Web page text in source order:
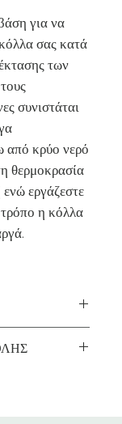
για να
σας κατά
των
συνιστάται
από κρύο νερό
θερμοκρασία
εργάζεστε
η κόλλα